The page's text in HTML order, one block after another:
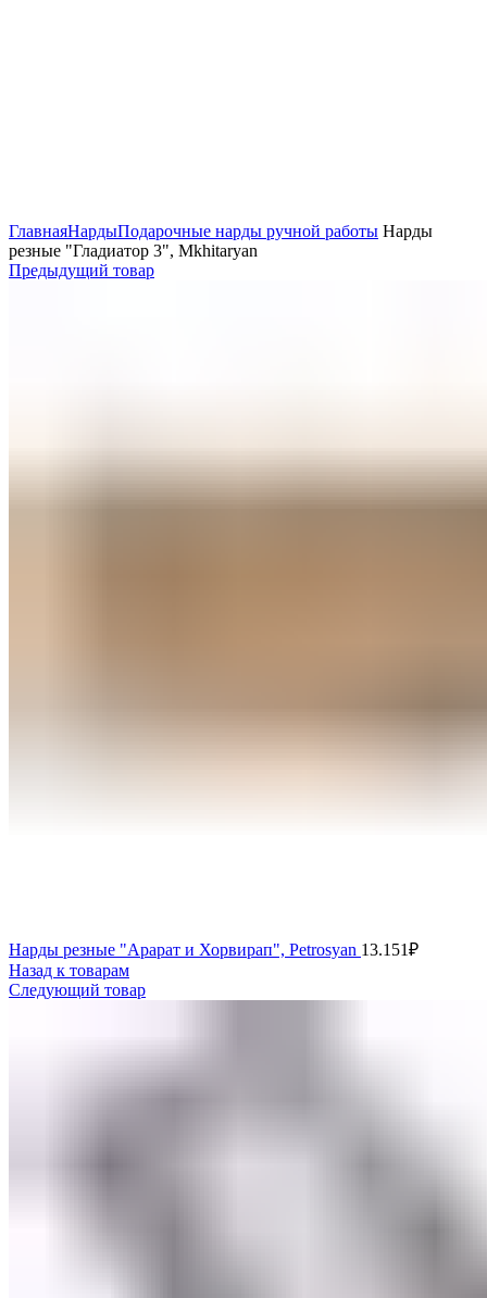
ГлавнаяНардыПодарочные нарды ручной работы Нарды
резные "Гладиатор 3", Mkhitaryan
Предыдущий товар
Нарды резные "Арарат и Хорвирап", Petrosyan 13.151₽
Назад к товарам
Следующий товар